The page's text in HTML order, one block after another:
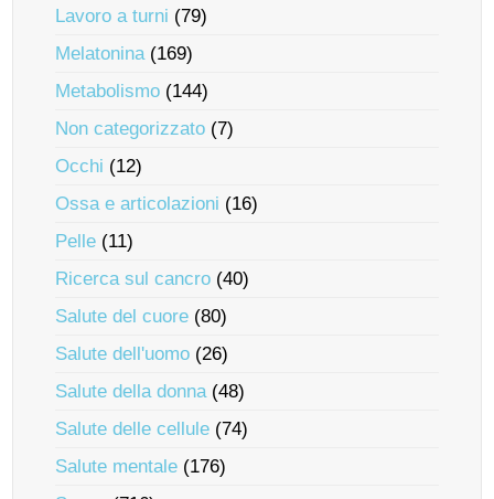
Lavoro a turni (79)
Melatonina(169)
Metabolismo (144)
Non categorizzato (7)
Occhi (12)
Ossa e articolazioni (16)
Pelle (11)
Ricerca sul cancro (40)
Salute del cuore (80)
Salute dell'uomo (26)
Salute della donna(48)
Salute delle cellule (74)
Salute mentale (176)